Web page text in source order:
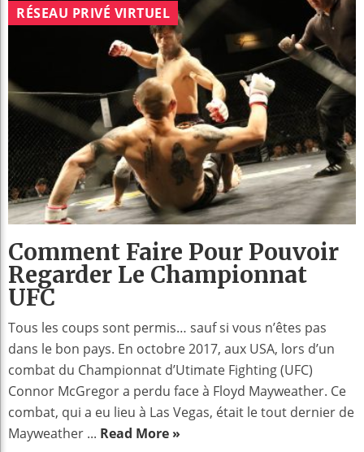
RÉSEAU PRIVÉ VIRTUEL
Comment Faire Pour Pouvoir
Regarder Le Championnat
UFC
Tous les coups sont permis… sauf si vous n’êtes pas
dans le bon pays. En octobre 2017, aux USA, lors d’un
combat du Championnat d’Utimate Fighting (UFC)
Connor McGregor a perdu face à Floyd Mayweather. Ce
combat, qui a eu lieu à Las Vegas, était le tout dernier de
Mayweather ... Read More »